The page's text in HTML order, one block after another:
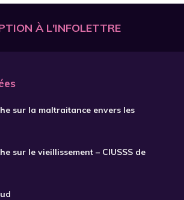
À L'INFOLETTRE
sur la maltraitance envers les
sur le vieillissement – CIUSSS de